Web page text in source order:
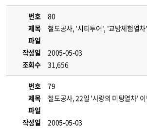
번호
80
제목
철도공사, '시티투어', '교방체험열
파일
작성일
2005-05-03
조회수
31,656
번호
79
제목
철도공사, 22일 '사랑의 미팅열차'
파일
작성일
2005-05-03